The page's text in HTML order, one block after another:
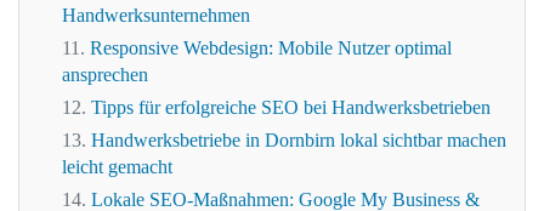
Handwerksunternehmen
Responsive Webdesign: Mobile Nutzer optimal
ansprechen
Tipps für erfolgreiche SEO bei Handwerksbetrieben
Handwerksbetriebe in Dornbirn lokal sichtbar machen
leicht gemacht
Lokale SEO-Maßnahmen: Google My Business &